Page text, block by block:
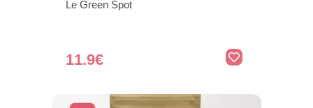
Le Green Spot
11.9€